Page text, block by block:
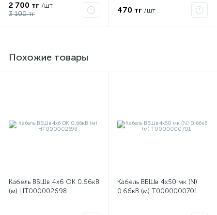
2 700 тг /шт
3 100 тг
470 тг /шт
Похожие товары
Кабель ВБШв 4х6 ОК 0.66кВ
(м) НТ000002698
Кабель ВБШв 4х50 мк (N)
0.66кВ (м) Т0000000701